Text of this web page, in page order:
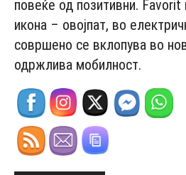
повеќе од позитивни. Favorit
икона – овојпат, во
совршено се вклопува во
одржлива мобилност.